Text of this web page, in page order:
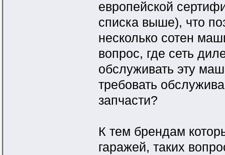
европейской
списка выше), что
несколько сотен
вопрос, где сеть
обслуживать эту
требовать
запчасти?
К тем брендам
гаражей, таких